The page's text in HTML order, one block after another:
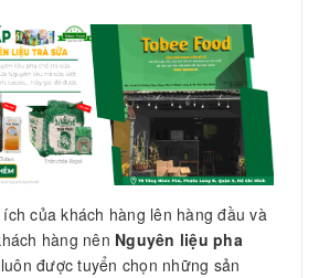
của khách hàng lên hàng đầu và
hàng nên Nguyên liệu pha
luôn được tuyển chọn những sản